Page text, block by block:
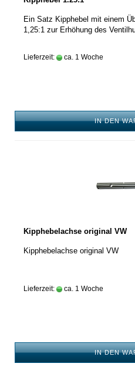
Ein Satz Kipphebel mit einem
1,25:1 zur Erhöhung des
Lieferzeit: ca. 1 Woche
IN DEN
Kipphebelachse original VW
Kipphebelachse original VW
Lieferzeit: ca. 1 Woche
IN DEN